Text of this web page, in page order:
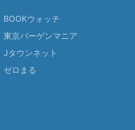
BOOKウォッチ
東京バーゲンマニア
Jタウンネット
ゼロまる